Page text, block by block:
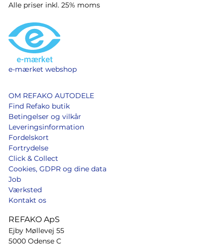
Alle priser inkl. 25% moms
e-mærket webshop
OM REFAKO AUTODELE
Find Refako butik
Betingelser og vilkår
Leveringsinformation
Fordelskort
Fortrydelse
Click & Collect
Cookies, GDPR og dine data
Job
Værksted
Kontakt os
REFAKO ApS
Ejby Møllevej 55
5000 Odense C